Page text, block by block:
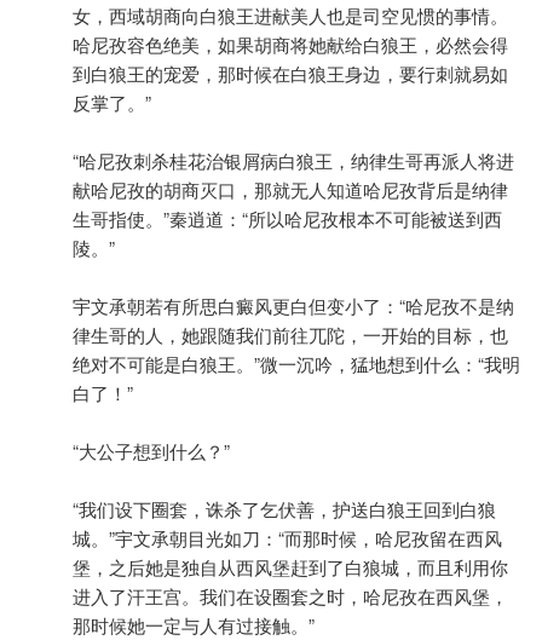
女，西域胡商向白狼王进献美人也是司空见惯的事情。
哈尼孜容色绝美，如果胡商将她献给白狼王，必然会得
到白狼王的宠爱，那时候在白狼王身边，要行刺就易如
反掌了。”
“哈尼孜刺杀桂花治银屑病白狼王，纳律生哥再派人将进
献哈尼孜的胡商灭口，那就无人知道哈尼孜背后是纳律
生哥指使。”秦逍道：“所以哈尼孜根本不可能被送到西
陵。”
宇文承朝若有所思白癜风更白但变小了：“哈尼孜不是纳
律生哥的人，她跟随我们前往兀陀，一开始的目标，也
绝对不可能是白狼王。”微一沉吟，猛地想到什么：“我明
白了！”
“大公子想到什么？”
“我们设下圈套，诛杀了乞伏善，护送白狼王回到白狼
城。”宇文承朝目光如刀：“而那时候，哈尼孜留在西风
堡，之后她是独自从西风堡赶到了白狼城，而且利用你
进入了汗王宫。我们在设圈套之时，哈尼孜在西风堡，
那时候她一定与人有过接触。”